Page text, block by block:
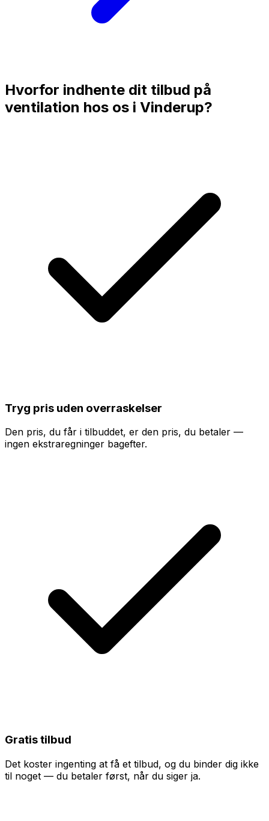
Hvorfor indhente dit tilbud på
ventilation hos os i Vinderup?
Tryg pris uden overraskelser
Den pris, du får i tilbuddet, er den pris, du betaler —
ingen ekstraregninger bagefter.
Gratis tilbud
Det koster ingenting at få et tilbud, og du binder dig ikke
til noget — du betaler først, når du siger ja.